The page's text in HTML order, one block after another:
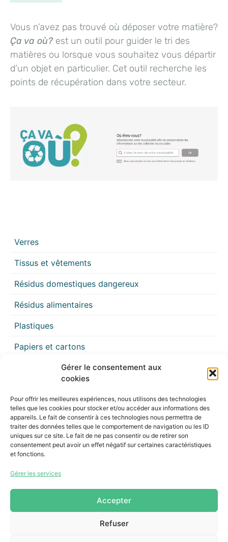
Gérer le consentement aux
cookies
Pour offrir les meilleures expériences, nous utilisons des technologies
telles que les cookies pour stocker et/ou accéder aux informations des
appareils. Le fait de consentir à ces technologies nous permettra de
traiter des données telles que le comportement de navigation ou les ID
uniques sur ce site. Le fait de ne pas consentir ou de retirer son
consentement peut avoir un effet négatif sur certaines caractéristiques
et fonctions.
Gérer les services
Accepter
Refuser
Vous n’avez pas trouvé où déposer votre matière?
Ça va où? est un outil pour guider le tri des
matières ou lorsque vous souhaitez vous départir
d’un objet en particulier. Cet outil recherche les
points de récupération dans votre secteur.
Verres
Tissus et vêtements
Résidus domestiques dangereux
Résidus alimentaires
Plastiques
Papiers et cartons
Meubles et encombrants
Divers
Capsules Nespresso
Bois et résidus de construction
Appareils électriques et électroniques